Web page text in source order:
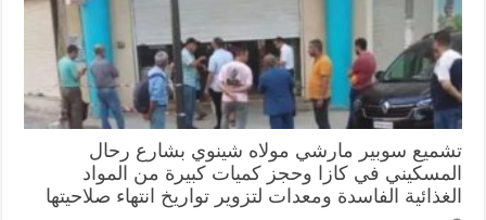
تشميع سوبير مارشي مولاه شينوي بشارع رحال
المسكيني في كازا وحجز كميات كبيرة من المواد
الغذائية الفاسدة ومعدات لتزوير تواريخ انتهاء صلاحيتها